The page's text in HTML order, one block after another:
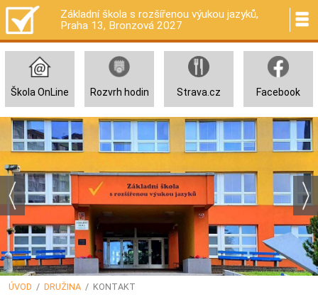
Škola OnLine Rozvrh hodin Strava.cz Facebook
Základní škola s rozšířenou výukou jazyků,
Praha 13, Bronzová 2027
ÚVOD / DRUŽINA / KONTAKT